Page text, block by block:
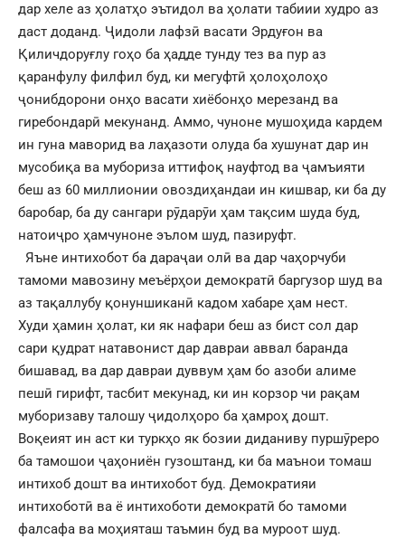
дар хеле аз ҳолатҳо эътидол ва ҳолати табиии худро аз
даст доданд. Ҷидоли лафзӣ васати Эрдуғон ва
Қиличдоруғлу гоҳо ба ҳадде тунду тез ва пур аз
қаранфулу филфил буд, ки мегуфтӣ ҳолоҳолоҳо
ҷонибдорони онҳо васати хиёбонҳо мерезанд ва
гиребондарӣ мекунанд. Аммо, чуноне мушоҳида кардем
ин гуна маворид ва лаҳазоти олуда ба хушунат дар ин
мусобиқа ва мубориза иттифоқ науфтод ва ҷамъияти
беш аз 60 миллионии овоздиҳандаи ин кишвар, ки ба ду
баробар, ба ду сангари рӯдарӯи ҳам тақсим шуда буд,
натоиҷро ҳамчуноне эълом шуд, пазируфт.
Яъне интихобот ба дараҷаи олӣ ва дар чаҳорчуби
тамоми мавозину меъёрҳои демократӣ баргузор шуд ва
аз тақаллубу қонуншиканӣ кадом хабаре ҳам нест.
Худи ҳамин ҳолат, ки як нафари беш аз бист сол дар
сари қудрат натавонист дар давраи аввал баранда
бишавад, ва дар давраи дуввум ҳам бо азоби алиме
пешӣ гирифт, тасбит мекунад, ки ин корзор чи рақам
муборизаву талошу ҷидолҳоро ба ҳамроҳ дошт.
Воқеият ин аст ки туркҳо як бозии диданиву пуршӯреро
ба тамошои ҷаҳониён гузоштанд, ки ба маънои томаш
интихоб дошт ва интихобот буд. Демократияи
интихоботӣ ва ё интихоботи демократӣ бо тамоми
фалсафа ва моҳияташ таъмин буд ва муроот шуд.